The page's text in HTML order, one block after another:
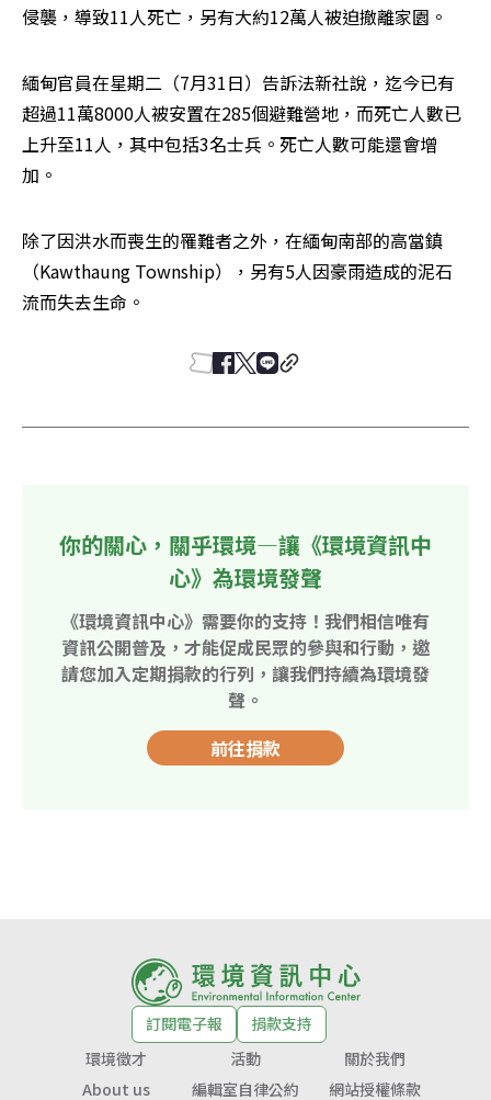
侵襲，導致11人死亡，另有大約12萬人被迫撤離家園。
緬甸官員在星期二（7月31日）告訴法新社說，迄今已有
超過11萬8000人被安置在285個避難營地，而死亡人數已
上升至11人，其中包括3名士兵。死亡人數可能還會增
加。
除了因洪水而喪生的罹難者之外，在緬甸南部的高當鎮
（Kawthaung Township），另有5人因豪雨造成的泥石
流而失去生命。
你的關心，關乎環境—讓《環境資訊中
心》為環境發聲
《環境資訊中心》需要你的支持！我們相信唯有
資訊公開普及，才能促成民眾的參與和行動，邀
請您加入定期捐款的行列，讓我們持續為環境發
聲。
前往捐款
訂閱電子報
捐款支持
環境徵才
活動
關於我們
About us
編輯室自律公約 網站授權條款